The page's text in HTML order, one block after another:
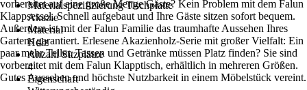
Materialspezifizierung Tischplatte
Akazie
Material
Holz
Anzahl Sitzplätze
4
Eigenschaft
vorbereitet auf eine große Menge Gäste? Kein Problem mit dem Falun
Klappsessel. Schnell aufgebaut und Ihre Gäste sitzen sofort bequem.
Außerdem ist mit der Falun Familie das traumhafte Aussehen Ihres
Gartens garantiert. Erlesene Akazienholz-Serie mit großer Vielfalt: Ein
paar mehr Teller, Tassen und Getränke müssen Platz finden? Sie sind
vorbereitet mit dem Falun Klapptisch, erhältlich in mehreren Größen.
Gutes Aussehen und höchste Nutzbarkeit in einem Möbelstück vereint.